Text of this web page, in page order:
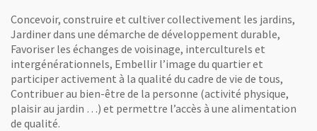
Concevoir, construire et cultiver collectivement les jardins,
Jardiner dans une démarche de développement durable,
Favoriser les échanges de voisinage, interculturels et
intergénérationnels, Embellir l’image du quartier et
participer activement à la qualité du cadre de vie de tous,
Contribuer au bien-être de la personne (activité physique,
plaisir au jardin …) et permettre l’accès à une alimentation
de qualité.